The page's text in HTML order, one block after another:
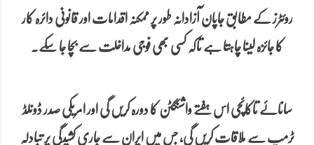
روئٹرز کے مطابق جاپان آزادانہ طور پر ممکنہ اقدامات اور قانونی دائرہ کار
کا جائزہ لینا چاہتا ہے تاکہ کسی بھی فوجی مداخلت سے بچا جا سکے۔
سانائے تاکائچی اس ہفتے واشنگٹن کا دورہ کریں گی اور امریکی صدر ڈونلڈ
ٹرمپ سے ملاقات کریں گی، جس میں ایران سے جاری کشیدگی پر تبادلہ